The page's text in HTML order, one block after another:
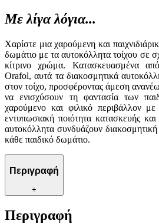
Με λίγα λόγια...
Χαρίστε μια χαρούμενη και
δωμάτιο με τα αυτοκόλλητα τοίχου σε
κίτρινο χρώμα. Κατασκευασμένα από
Orafol, αυτά τα διακοσμητικά
στον τοίχο, προσφέροντας άμεση
να ενισχύσουν τη φαντασία των
χαρούμενο και φιλικό περιβάλλον
εντυπωσιακή ποιότητα κατασκευής
αυτοκόλλητα συνδυάζουν διακοσμητική
κάθε παιδικό δωμάτιο.
Περιγραφή
+
Περιγραφή